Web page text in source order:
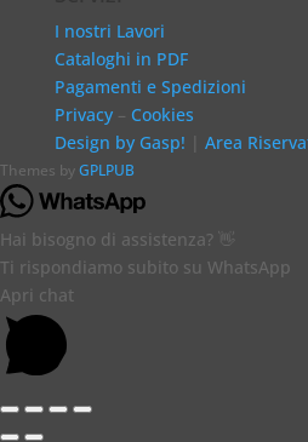
I nostri Lavori
Cataloghi in PDF
Pagamenti e Spedizioni
Privacy– Cookies
Design by Gasp!
Area
Themes byGPLPUB
Hai bisogno di assistenza? 👋
Ti rispondiamo subito su WhatsApp
Apri chat